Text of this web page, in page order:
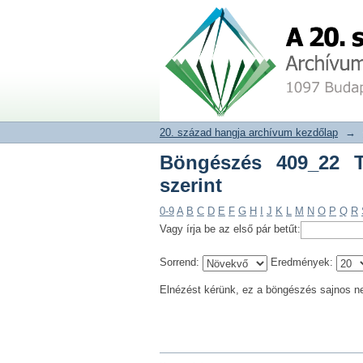
Böngészés 409_22
20. század hangja archívum
20. század hangja archívum kezdőlap →
Böngészés 409_22
szerint
0-9 A B C D E F G H J K L M N O P Q R
Vagy írja be az első pár betűt:
Sorrend: Eredmények:
Elnézést kérünk, ez a böngészés sajnos